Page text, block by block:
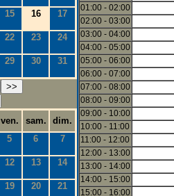
15 16 17
22 23 24
29 30 31
>>
ven. sam.
dim.
5 6 7
12 13 14
19 20 21
01:00 - 02:00
02:00 - 03:00
03:00 - 04:00
04:00 - 05:00
05:00 - 06:00
06:00 - 07:00
07:00 - 08:00
08:00 - 09:00
09:00 - 10:00
10:00 - 11:00
11:00 - 12:00
12:00 - 13:00
13:00 - 14:00
14:00 - 15:00
15:00 - 16:00